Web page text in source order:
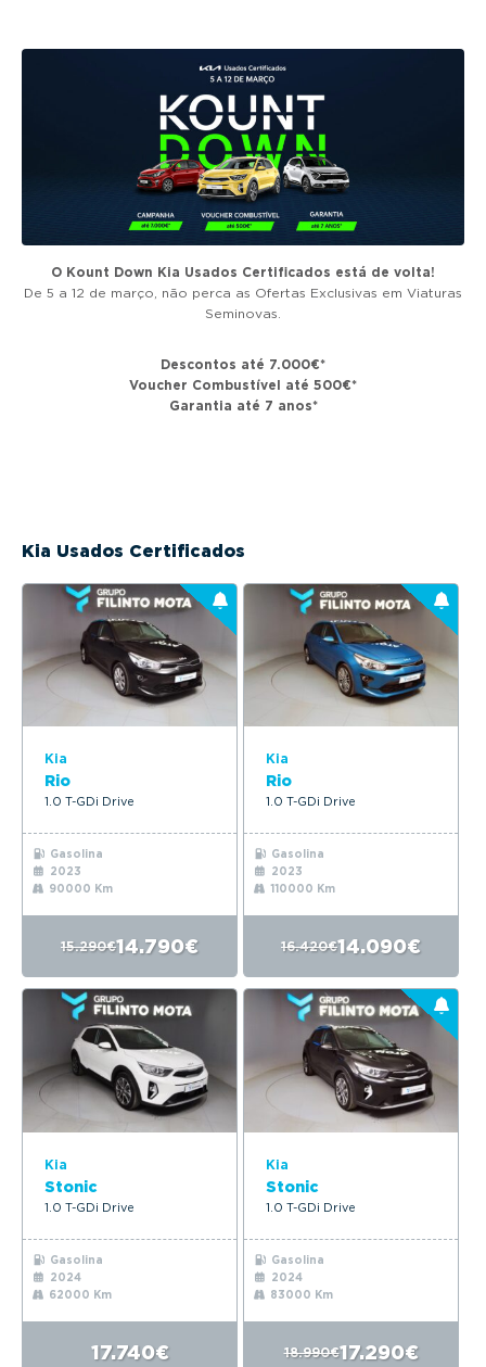
O Kount Down Kia Usados Certificados está de volta!
De 5 a 12 de março, não perca as Ofertas Exclusivas em Viaturas
Seminovas.
Descontos até 7.000€*
Voucher Combustível até 500€*
Garantia até 7 anos*
Kia Usados Certificados
Kia
Rio
1.0 T-GDi Drive
Gasolina
2023
90000 Km
15.290€14.790€
Kia
Rio
1.0 T-GDi Drive
Gasolina
2023
110000 Km
16.420€14.090€
Kia
Stonic
1.0 T-GDi Drive
Gasolina
2024
62000 Km
17.740€
Kia
Stonic
1.0 T-GDi Drive
Gasolina
2024
83000 Km
18.990€17.290€